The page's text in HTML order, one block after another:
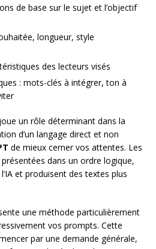
de base sur le sujet et l’objectif
longueur, style
des lecteurs visés
: mots-clés à intégrer, ton à
un rôle déterminant dans la
d’un langage direct et non
de mieux cerner vos attentes. Les
dans un ordre logique,
et produisent des textes plus
une méthode particulièrement
vos prompts. Cette
par une demande générale,